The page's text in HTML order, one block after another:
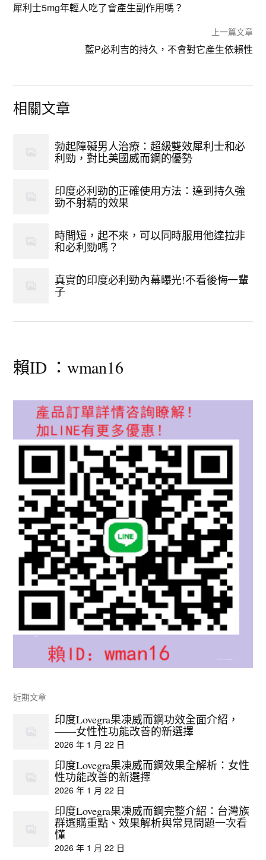
犀利士5mg年輕人吃了會產生副作用嗎？
上一篇文章
藍P必利吉的持久，不會對它產生依賴性
相關文章
勃起障礙男人治療：超級雙效犀利士和必
利勁，對比美國威而鋼的優勢
印度必利勁的正確使用方法：達到持久強
勁不射精的效果
時間短，起不來，可以同時服用他達拉非
和必利勁嗎？
真實的印度必利勁內幕曝光!不看後悔一輩
子
賴ID ：wman16
近期文章
印度Lovegra果凍威而鋼功效全面介紹，
——女性性功能改善的新選擇
2026 年 1 月 22 日
印度Lovegra果凍威而鋼效果全解析：女性
性功能改善的新選擇
2026 年 1 月 22 日
印度Lovegra果凍威而鋼完整介紹：台灣族
群選購重點、效果解析與常見問題一次看
懂
2026 年 1 月 22 日